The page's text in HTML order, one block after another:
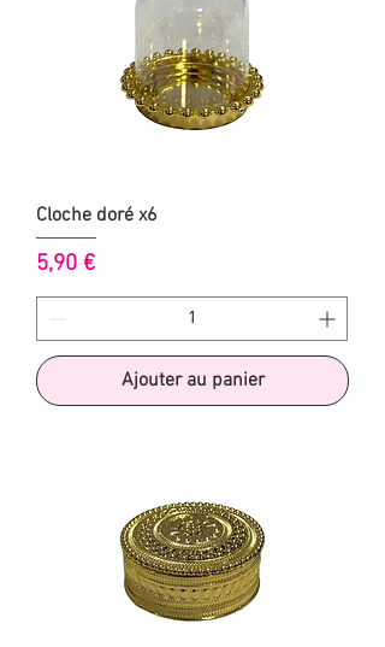
Cloche doré x6
Prix
5,90 €
Ajouter au panier